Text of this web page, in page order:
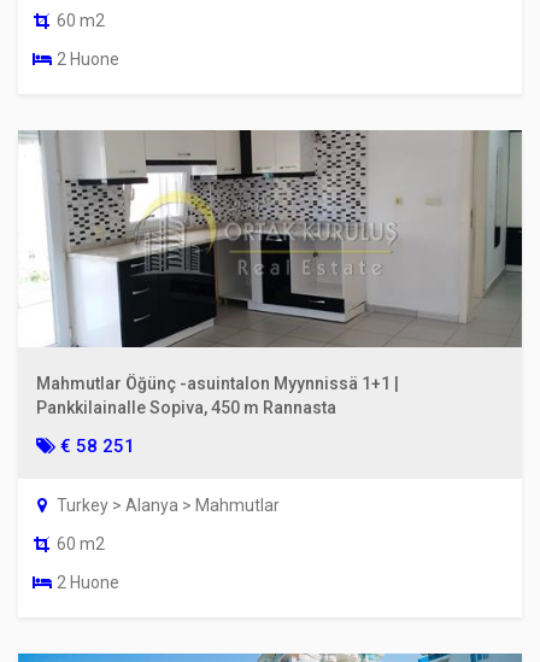
60 m2
2 Huone
Mahmutlar Öğünç -asuintalon Myynnissä 1+1 |
Pankkilainalle Sopiva, 450 m Rannasta
€ 58 251
Turkey > Alanya > Mahmutlar
60 m2
2 Huone